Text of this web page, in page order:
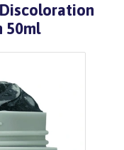
50ml